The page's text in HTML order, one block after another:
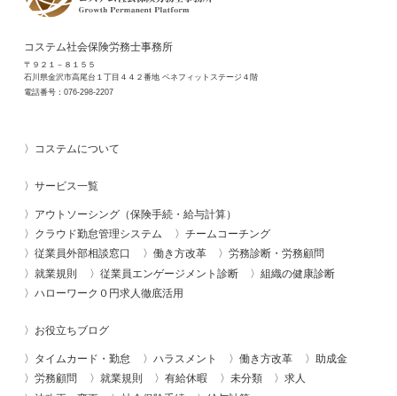
コステム社会保険労務士事務所
〒９２１－８１５５
石川県金沢市高尾台１丁目４４２番地 ベネフィットステージ４階
電話番号： 076-298-2207
コステムについて
サービス一覧
アウトソーシング（保険手続・給与計算）
クラウド勤怠管理システム
チームコーチング
従業員外部相談窓口
働き方改革
労務診断・労務顧問
就業規則
従業員エンゲージメント診断
組織の健康診断
ハローワーク０円求人徹底活用
お役立ちブログ
タイムカード・勤怠 ハラスメント 働き方改革
助成金
労務顧問
就業規則 有給休暇 未分類
求人